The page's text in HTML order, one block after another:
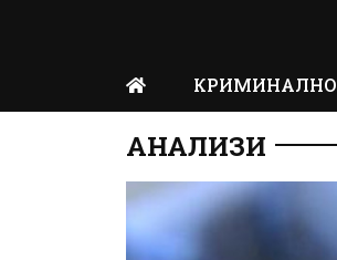
КРИМИНАЛНО
АНАЛИЗИ